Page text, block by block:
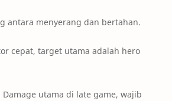
antara menyerang dan bertahan.
cepat, target utama adalah hero
Damage utama di late game, wajib